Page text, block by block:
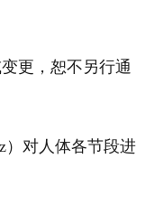
更，恕不另行通
）对人体各节段进